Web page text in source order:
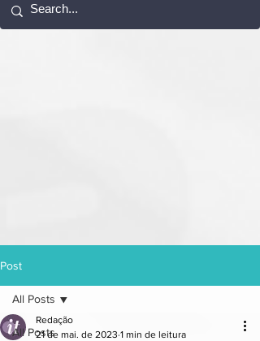
Post
All Posts
All Posts
Redação
21 de mai. de 2023 1 min de leitura